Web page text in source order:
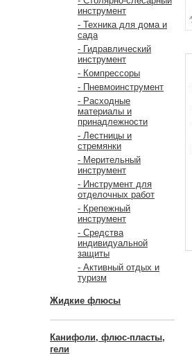
инструмент
- Техника для дома и
сада
- Гидравлический
инструмент
- Компрессоры
- Пневмоинструмент
- Расходные
материалы и
принадлежности
- Лестницы и
стремянки
- Мерительный
инструмент
- Инструмент для
отделочных работ
- Крепежный
инструмент
- Средства
индивидуальной
защиты
- Активный отдых и
туризм
Жидкие флюсы
Канифоли, флюс-пласты,
гели